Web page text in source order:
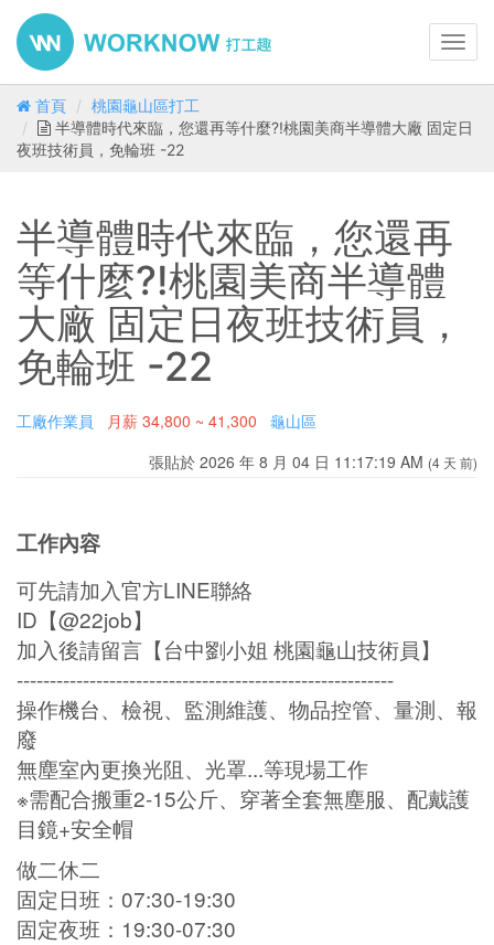
首頁
桃園龜山區打工
半導體時代來臨，您還再等什麼?!桃園美商半導體大廠 固定日
夜班技術員，免輪班 -22
半導體時代來臨，您還再
等什麼?!桃園美商半導體
大廠 固定日夜班技術員，
免輪班 -22
工廠作業員 月薪 34,800 ~ 41,300
龜山區
張貼於 2026 年 8 月 04 日 11:17:19 AM (4 天 前)
工作內容
可先請加入官方LINE聯絡
ID【@22job】
加入後請留言【台中劉小姐 桃園龜山技術員】
---------------------------------------------------------
操作機台、檢視、監測維護、物品控管、量測、報
廢
無塵室內更換光阻、光罩...等現場工作
※需配合搬重2-15公斤、穿著全套無塵服、配戴護
目鏡+安全帽
做二休二
固定日班：07:30-19:30
固定夜班：19:30-07:30